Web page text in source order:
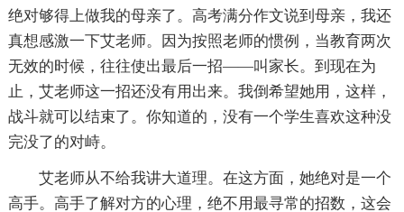
绝对够得上做我的母亲了。高考满分作文说到母亲，我还
真想感激一下艾老师。因为按照老师的惯例，当教育两次
无效的时候，往往使出最后一招——叫家长。到现在为
止，艾老师这一招还没有用出来。我倒希望她用，这样，
战斗就可以结束了。你知道的，没有一个学生喜欢这种没
完没了的对峙。
艾老师从不给我讲大道理。在这方面，她绝对是一个
高手。高手了解对方的心理，绝不用最寻常的招数，这会